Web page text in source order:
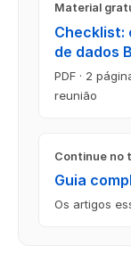
Material
Checklist:
de dados
PDF · 2
reunião
Continue no
Guia
Os artigos